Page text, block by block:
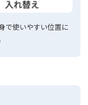
で使いやすい位置に